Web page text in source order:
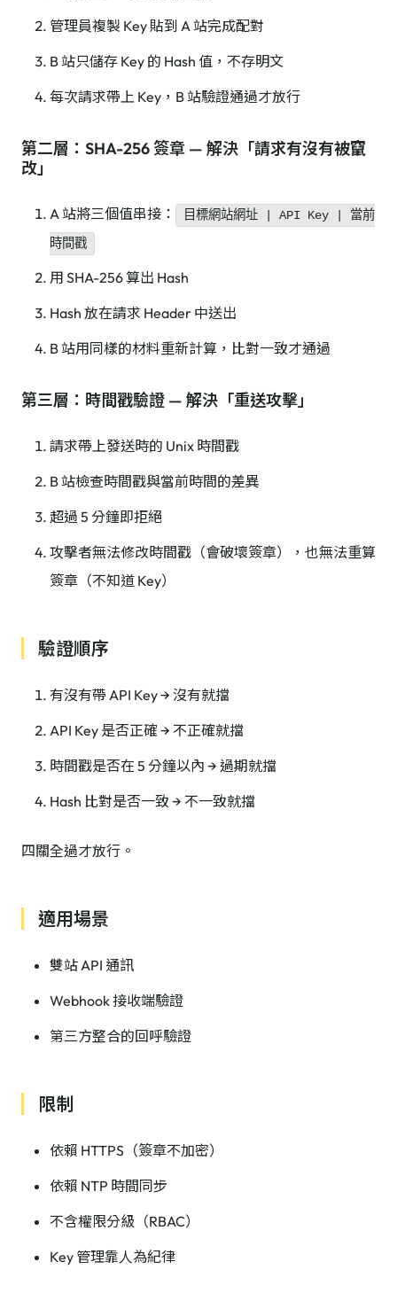
管理員複製 Key 貼到 A 站完成配對
B 站只儲存 Key 的 Hash 值，不存明文
每次請求帶上 Key，B 站驗證通過才放行
第二層：SHA-256 簽章 — 解決「請求有沒有被竄
改」
A 站將三個值串接：
目標網站網址 | API Key | 當前
時間戳
用 SHA-256 算出 Hash
Hash 放在請求 Header 中送出
B 站用同樣的材料重新計算，比對一致才通過
第三層：時間戳驗證 — 解決「重送攻擊」
請求帶上發送時的 Unix 時間戳
B 站檢查時間戳與當前時間的差異
超過 5 分鐘即拒絕
攻擊者無法修改時間戳（會破壞簽章），也無法重算
簽章（不知道 Key）
驗證順序
有沒有帶 API Key → 沒有就擋
API Key 是否正確 → 不正確就擋
時間戳是否在 5 分鐘以內 → 過期就擋
Hash 比對是否一致 → 不一致就擋
四關全過才放行。
適用場景
雙站 API 通訊
Webhook 接收端驗證
第三方整合的回呼驗證
限制
依賴 HTTPS（簽章不加密）
依賴 NTP 時間同步
不含權限分級（RBAC）
Key 管理靠人為紀律